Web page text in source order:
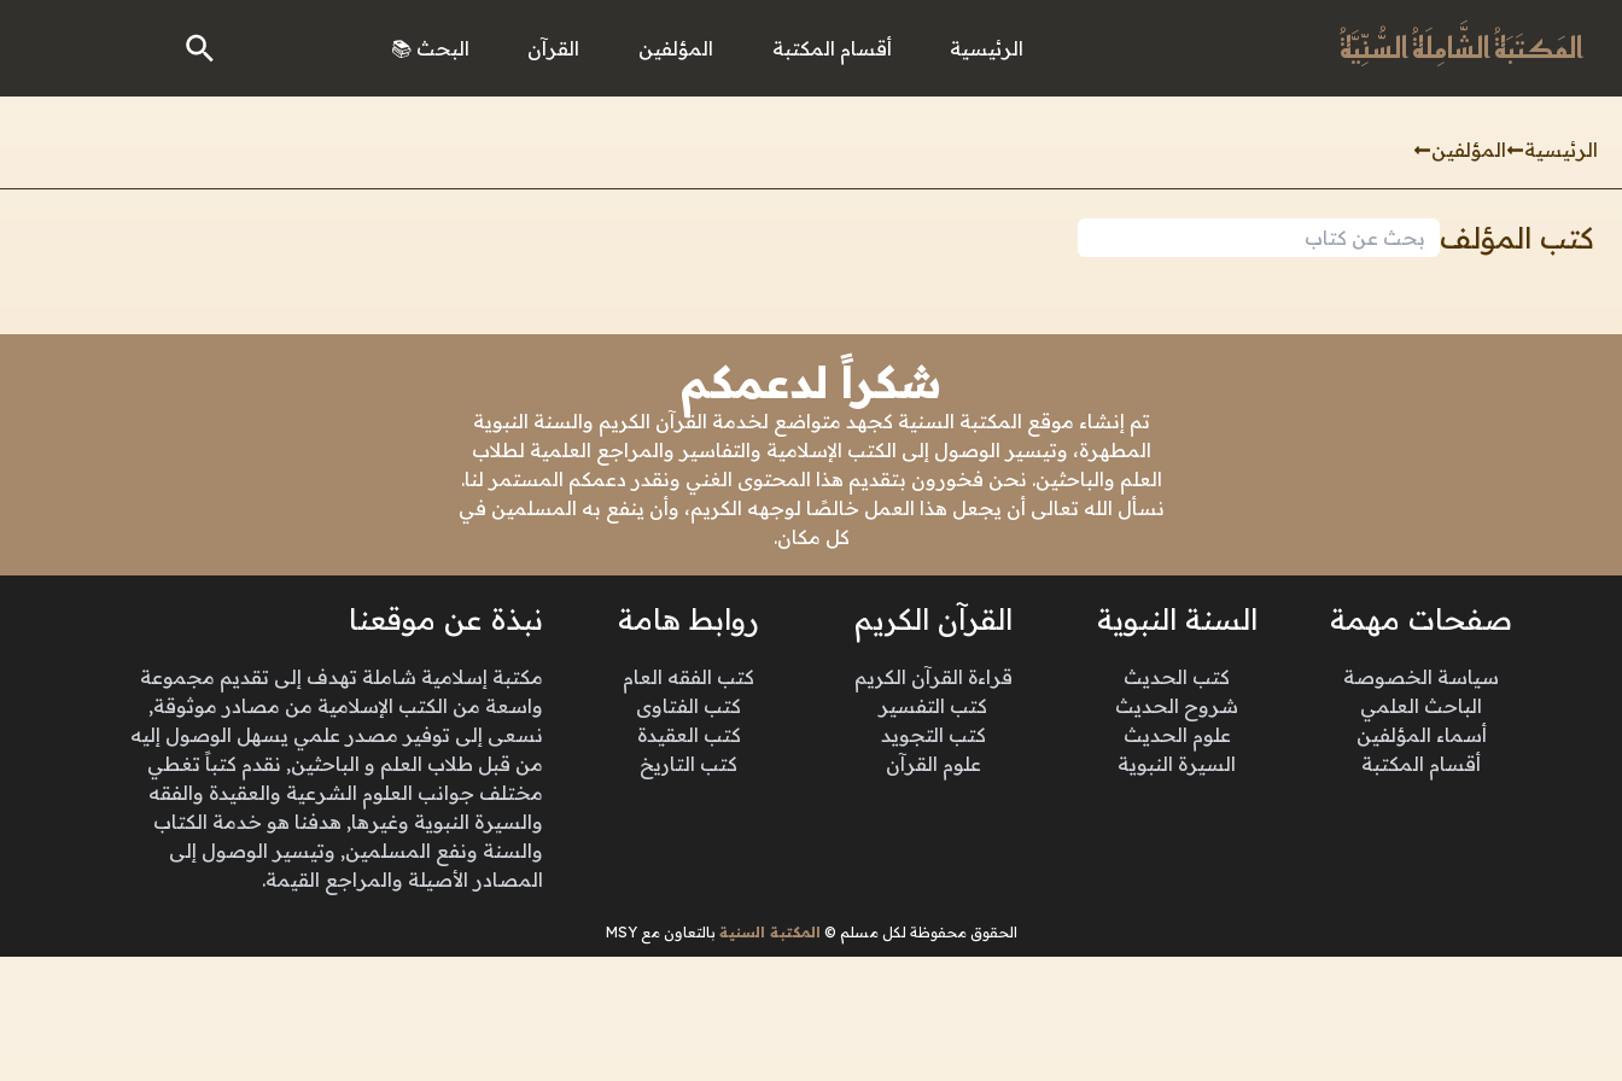
المَكتَبَةُ الشَّامِلَةُ السُّنِّيَّةُ الرئيسية أقسام المكتبة المؤلفين القرآن البحث 📚
الرئيسية المؤلفين
كتب المؤلف
شكراً لدعمكم
تم إنشاء موقع المكتبة السنية كجهد متواضع لخدمة القرآن الكريم والسنة النبوية
المطهرة، وتيسير الوصول إلى الكتب الإسلامية والتفاسير والمراجع العلمية لطلاب
العلم والباحثين. نحن فخورون بتقديم هذا المحتوى الغني ونقدر دعمكم المستمر لنا.
نسأل الله تعالى أن يجعل هذا العمل خالصًا لوجهه الكريم، وأن ينفع به المسلمين في
كل مكان.
صفحات مهمة
سياسة الخصوصة
الباحث العلمي
أسماء المؤلفين
أقسام المكتبة
السنة النبوية
كتب الحديث
شروح الحديث
علوم الحديث
السيرة النبوية
القرآن الكريم
قراءة القرآن الكريم
كتب التفسير
كتب التجويد
علوم القرآن
روابط هامة
كتب الفقه العام
كتب الفتاوى
كتب العقيدة
كتب التاريخ
نبذة عن موقعنا
مكتبة إسلامية شاملة تهدف إلى تقديم مجموعة
واسعة من الكتب الإسلامية من مصادر موثوقة,
نسعى إلى توفير مصدر علمي يسهل الوصول إليه
من قبل طلاب العلم و الباحثين, نقدم كتباً تغطي
مختلف جوانب العلوم الشرعية والعقيدة والفقه
والسيرة النبوية وغيرها, هدفنا هو خدمة الكتاب
والسنة ونفع المسلمين, وتيسير الوصول إلى
المصادر الأصيلة والمراجع القيمة.
الحقوق محفوظة لكل مسلم © المكتبة السنية بالتعاون مع MSY